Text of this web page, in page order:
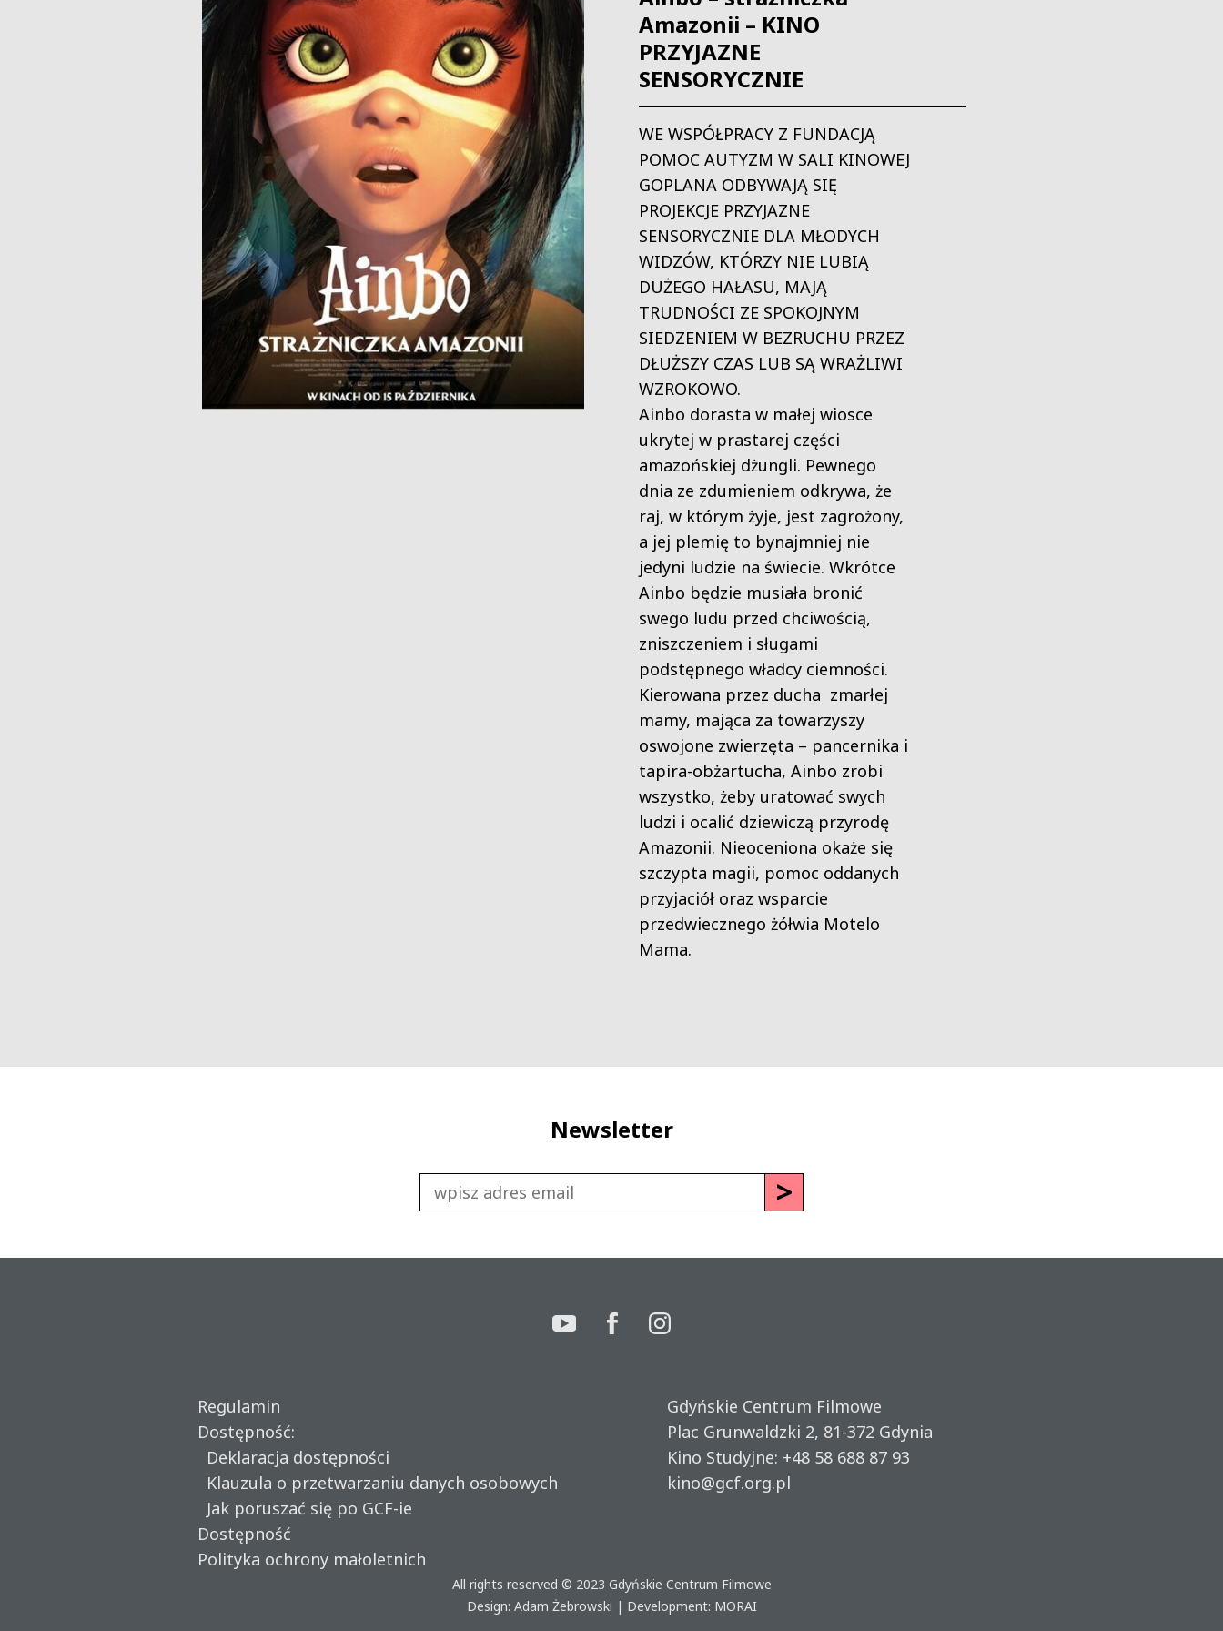
Amazonii – KINO
PRZYJAZNE
SENSORYCZNIE
WE WSPÓŁPRACY Z FUNDACJĄ
POMOC AUTYZM W SALI KINOWEJ
GOPLANA ODBYWAJĄ SIĘ
PROJEKCJE PRZYJAZNE
SENSORYCZNIE DLA MŁODYCH
WIDZÓW, KTÓRZY NIE LUBIĄ
DUŻEGO HAŁASU, MAJĄ
TRUDNOŚCI ZE SPOKOJNYM
SIEDZENIEM W BEZRUCHU PRZEZ
DŁUŻSZY CZAS LUB SĄ WRAŻLIWI
WZROKOWO.
Ainbo dorasta w małej wiosce
ukrytej w prastarej części
amazońskiej dżungli. Pewnego
dnia ze zdumieniem odkrywa, że
raj, w którym żyje, jest zagrożony,
a jej plemię to bynajmniej nie
jedyni ludzie na świecie. Wkrótce
Ainbo będzie musiała bronić
swego ludu przed chciwością,
zniszczeniem i sługami
podstępnego władcy ciemności.
Kierowana przez ducha zmarłej
mamy, mająca za towarzyszy
oswojone zwierzęta – pancernika i
tapira-obżartucha, Ainbo zrobi
wszystko, żeby uratować swych
ludzi i ocalić dziewiczą przyrodę
Amazonii. Nieoceniona okaże się
szczypta magii, pomoc oddanych
przyjaciół oraz wsparcie
przedwiecznego żółwia Motelo
Mama.
Newsletter
Regulamin
Dostępność:
Deklaracja dostępności
Klauzula o przetwarzaniu danych osobowych
Jak poruszać się po GCF-ie
Dostępność
Polityka ochrony małoletnich
Gdyńskie Centrum Filmowe
Plac Grunwaldzki 2, 81-372 Gdynia
Kino Studyjne: +48 58 688 87 93
kino@gcf.org.pl
All rights reserved © 2023 Gdyńskie Centrum Filmowe
Design: Adam Żebrowski | Development: MORAI